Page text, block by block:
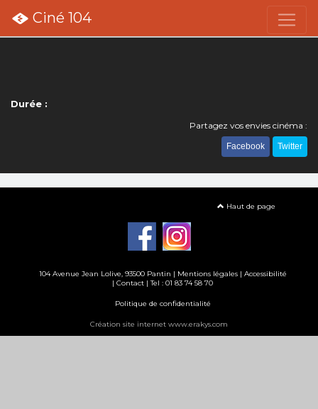
Ciné 104
Durée :
Partagez vos envies cinéma :
Facebook Twitter
Haut de page
104 Avenue Jean Lolive, 93500 Pantin | Mentions légales| Accessibilité
| Contact | Tel : 01 83 74 58 70
Politique de confidentialité
Création site internet www.erakys.com